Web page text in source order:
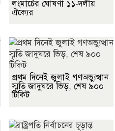
লংমার্চের ঘোষণা ১১-দলীয়
ঐক্যের
প্রথম দিনেই জুলাই গণঅভ্যুত্থান
স্মৃতি জাদুঘরে ভিড়, শেষ ৯০০
টিকিট